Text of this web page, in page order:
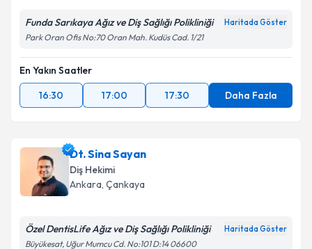
Funda Sarıkaya Ağız ve Diş Sağlığı Polikliniği Haritada Göster
Park Oran Ofis No:70 Oran Mah. Kudüs Cad. 1/21
En Yakın Saatler
16:30
17:00 17:30 Daha Fazla
Dt. Sina Sayan
Diş Hekimi
Ankara, Çankaya
Özel DentisLife Ağız ve Diş Sağlığı Polikliniği Haritada Göster
Büyükesat, Uğur Mumcu Cd. No:101 D:14 06600